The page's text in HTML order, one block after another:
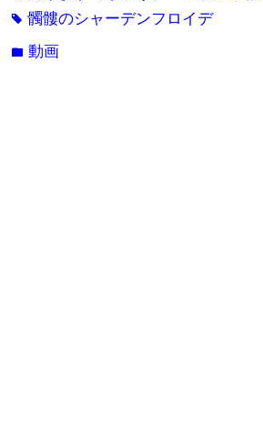
tag髑髏のシャーデンフロイデ
folder動画